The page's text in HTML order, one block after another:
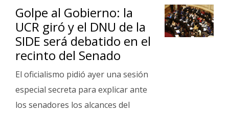
Golpe al Gobierno: la
UCR giró y el DNU de la
SIDE será debatido en el
recinto del Senado
El oficialismo pidió ayer una sesión
especial secreta para explicar ante
los senadores los alcances del